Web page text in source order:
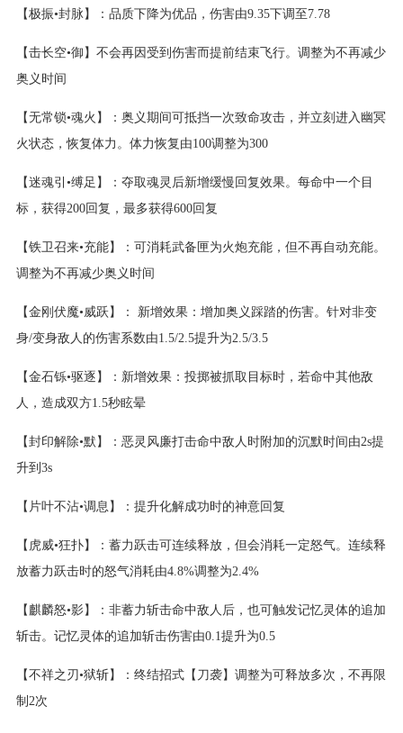
【极振•封脉】：品质下降为优品，伤害由9.35下调至7.78
【击长空•御】不会再因受到伤害而提前结束飞行。调整为不再减少
奥义时间
【无常锁•魂火】：奥义期间可抵挡一次致命攻击，并立刻进入幽冥
火状态，恢复体力。体力恢复由100调整为300
【迷魂引•缚足】：夺取魂灵后新增缓慢回复效果。每命中一个目
标，获得200回复，最多获得600回复
【铁卫召来•充能】：可消耗武备匣为火炮充能，但不再自动充能。
调整为不再减少奥义时间
【金刚伏魔•威跃】： 新增效果：增加奥义踩踏的伤害。针对非变
身/变身敌人的伤害系数由1.5/2.5提升为2.5/3.5
【金石铄•驱逐】：新增效果：投掷被抓取目标时，若命中其他敌
人，造成双方1.5秒眩晕
【封印解除•默】：恶灵风廉打击命中敌人时附加的沉默时间由2s提
升到3s
【片叶不沾•调息】：提升化解成功时的神意回复
【虎威•狂扑】：蓄力跃击可连续释放，但会消耗一定怒气。连续释
放蓄力跃击时的怒气消耗由4.8%调整为2.4%
【麒麟怒•影】：非蓄力斩击命中敌人后，也可触发记忆灵体的追加
斩击。记忆灵体的追加斩击伤害由0.1提升为0.5
【不祥之刃•狱斩】：终结招式【刀袭】调整为可释放多次，不再限
制2次